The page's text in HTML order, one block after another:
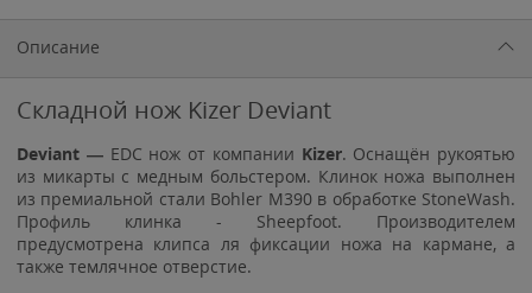
Описание
Складной нож Kizer Deviant
Deviant —EDC нож от компании Kizer. Оснащён рукоятью
из микарты с медным больстером. Клинок ножа выполнен
из премиальной стали Bohler M390 в обработке StoneWash.
Профиль клинка - Sheepfoot. Производителем
предусмотрена клипса ля фиксации ножа на кармане, а
также темлячное отверстие.